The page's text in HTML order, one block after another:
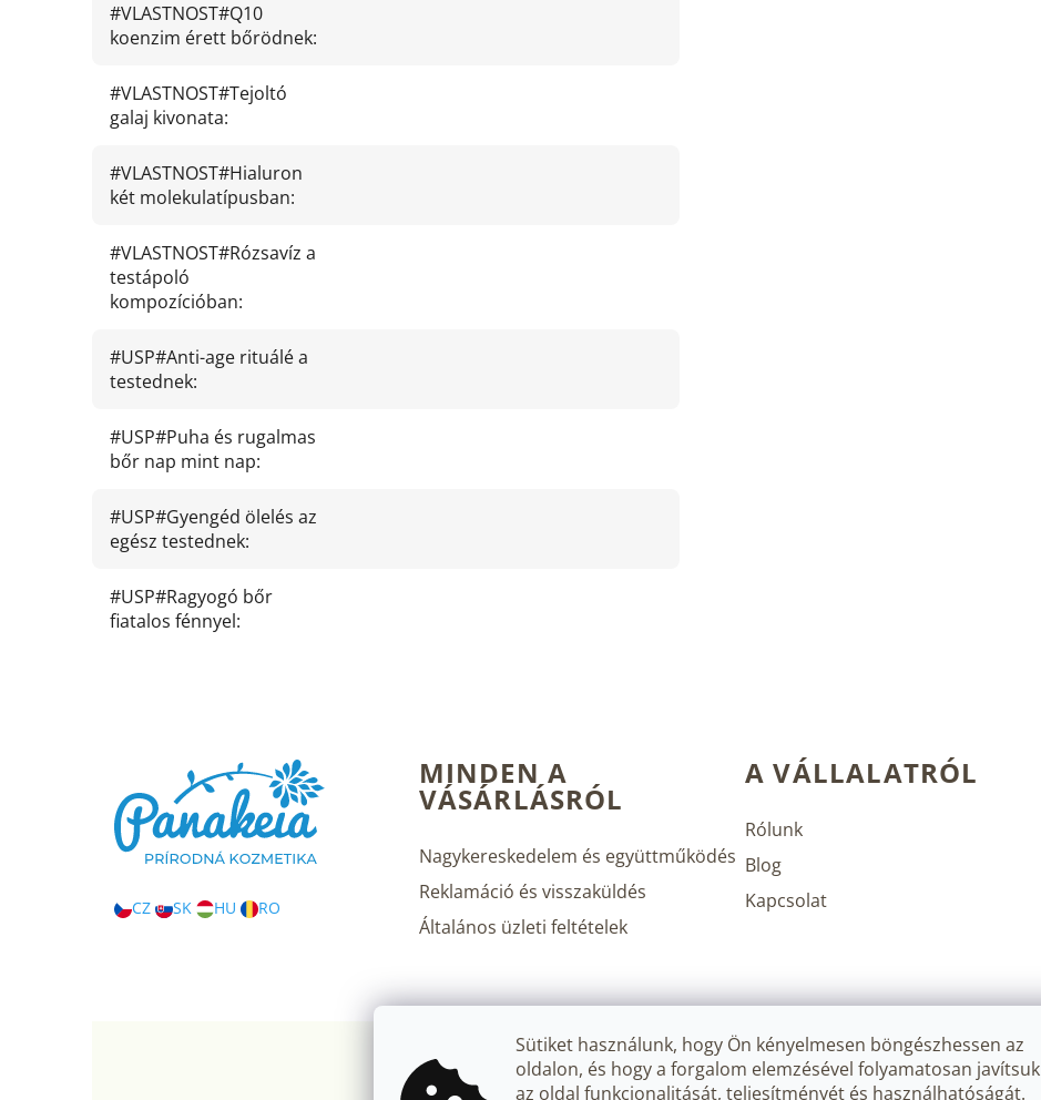
Sütiket használunk, hogy Ön kényelmesen böngészhessen az
oldalon, és hogy a forgalom elemzésével folyamatosan javítsuk
az oldal funkcionalitását, teljesítményét és használhatóságát.
#VLASTNOST#Q10
koenzim érett bőrödnek:
#VLASTNOST#Tejoltó
galaj kivonata:
#VLASTNOST#Hialuron
két molekulatípusban:
#VLASTNOST#Rózsavíz a
testápoló
kompozícióban:
#USP#Anti-age rituálé a
testednek:
#USP#Puha és rugalmas
bőr nap mint nap:
#USP#Gyengéd ölelés az
egész testednek:
#USP#Ragyogó bőr
fiatalos fénnyel:
CZ SK HU RO
MINDEN A
VÁSÁRLÁSRÓL
Nagykereskedelem és együttműködés
Reklamáció és visszaküldés
Általános üzleti feltételek
A VÁLLALATRÓL
Rólunk
Blog
Kapcsolat